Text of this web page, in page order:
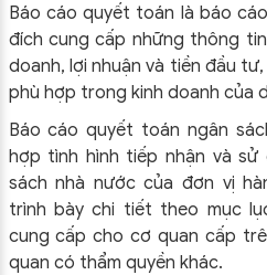
Báo cáo quyết toán là báo
đích cung cấp những thông
doanh, lợi nhuận và tiền đầu
phù hợp trong kinh doanh của
Báo cáo quyết toán ngân
hợp tình hình tiếp nhận và sử
sách nhà nước của đơn vị
trình bày chi tiết theo mục
cung cấp cho cơ quan cấp
quan có thẩm quyền khác.